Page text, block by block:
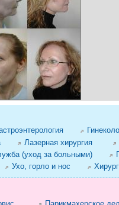
Лазерная хирургия
(уход за больными)
Ухо, горло и нос